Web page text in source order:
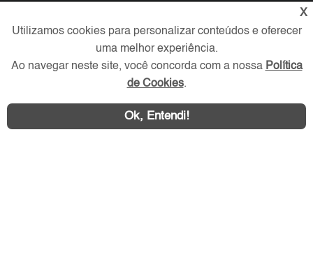
Verificada por
Redes Sociais
X
Utilizamos cookies para personalizar conteúdos e oferecer
uma melhor experiência.
Ao navegar neste site, você concorda com a nossa Política
de Cookies.
Ok, Entendi!